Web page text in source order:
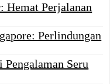
Hemat Perjalanan
Perlindungan
Seru